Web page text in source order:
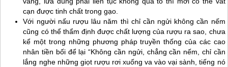
cạn được tinh chất trong gạo.
Với người nấu rượu lâu năm thì chỉ cần ngửi không cần nếm
cũng có thể thẩm định được chất lượng của rượu ra sao, chưa
kể một trong những phương pháp truyền thống của các cao
nhân tiền bối để lại “Không cần ngửi, chẳng cần nếm, chỉ cần
lắng nghe những giọt rượu rơi xuống va vào vại sành, tiếng nó